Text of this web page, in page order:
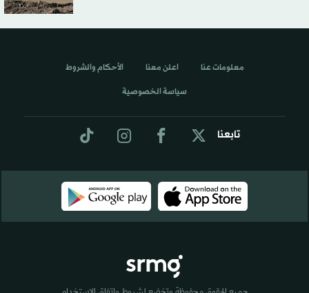
تابعنا
معلومات عنا اعلن معنا الأحكام والشروط
سياسة الخصوصية